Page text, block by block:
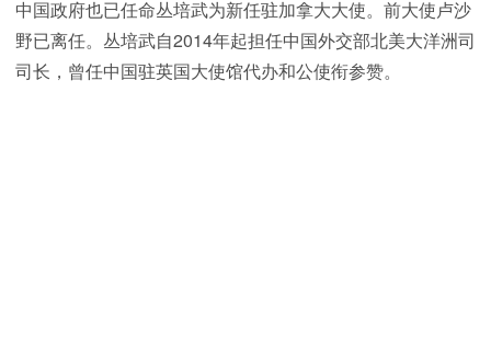
中国政府也已任命丛培武为新任驻加拿大大使。前大使卢沙
野已离任。丛培武自2014年起担任中国外交部北美大洋洲司
司长，曾任中国驻英国大使馆代办和公使衔参赞。